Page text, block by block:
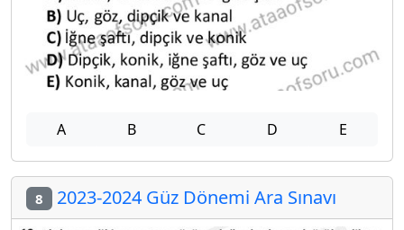
A B C D E
8 2023-2024 Güz Dönemi Ara Sınavı